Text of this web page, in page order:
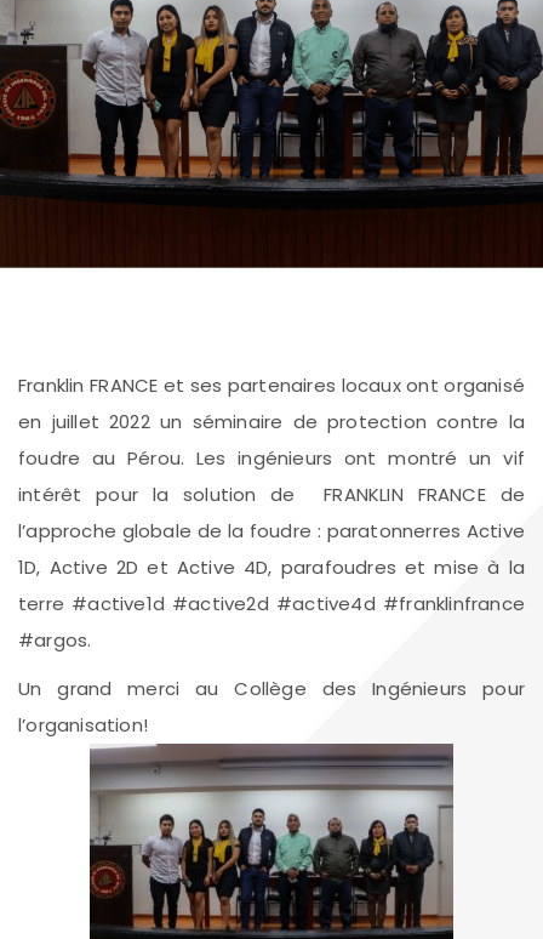
Franklin FRANCE et ses partenaires locaux ont organisé
en juillet 2022 un séminaire de protection contre la
foudre au Pérou. Les ingénieurs ont montré un vif
intérêt pour la solution de FRANKLIN FRANCE de
l’approche globale de la foudre : paratonnerres Active
1D, Active 2D et Active 4D, parafoudres et mise à la
terre #active1d #active2d #active4d #franklinfrance
#argos.
Un grand merci au Collège des Ingénieurs pour
l’organisation!